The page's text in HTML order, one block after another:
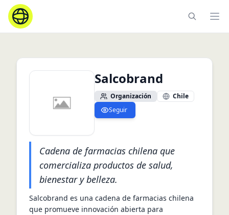
Salcobrand
Organización
Chile
Seguir
Cadena de farmacias chilena que
comercializa productos de salud,
bienestar y belleza.
Salcobrand es una cadena de farmacias chilena
que promueve innovación abierta para